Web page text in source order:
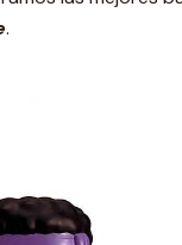
.